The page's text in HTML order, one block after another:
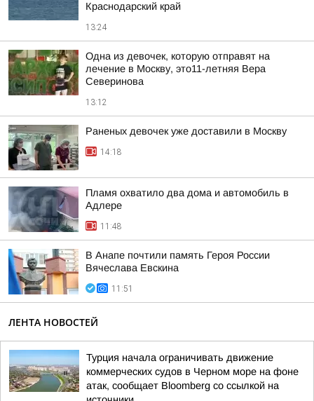
Краснодарский край
13:24
Одна из девочек, которую отправят на
лечение в Москву, это11-летняя Вера
Северинова
13:12
Раненых девочек уже доставили в Москву
14:18
Пламя охватило два дома и автомобиль в
Адлере
11:48
В Анапе почтили память Героя России
Вячеслава Евскина
11:51
ЛЕНТА НОВОСТЕЙ
Турция начала ограничивать движение
коммерческих судов в Черном море на фоне
атак, сообщает Bloomberg со ссылкой на